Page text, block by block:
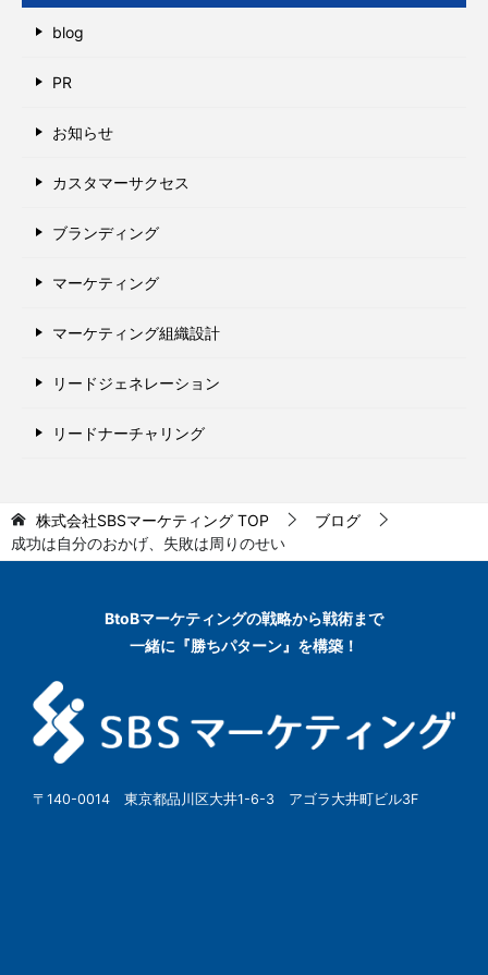
blog
PR
お知らせ
カスタマーサクセス
ブランディング
マーケティング
マーケティング組織設計
リードジェネレーション
リードナーチャリング
株式会社SBSマーケティング TOP
ブログ
成功は自分のおかげ、失敗は周りのせい
BtoBマーケティングの戦略から戦術まで
一緒に『勝ちパターン』を構築！
〒140-0014 東京都品川区大井1-6-3 アゴラ大井町ビル3F